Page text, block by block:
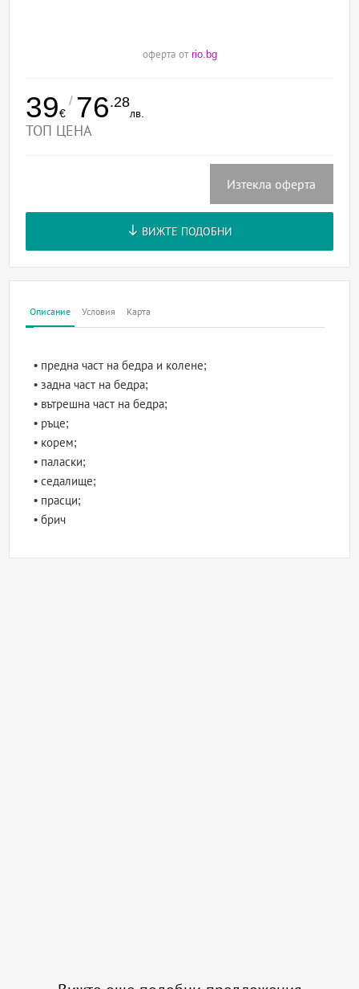
оферта от rio.bg
39€
/ 76.28
лв.
ТОП ЦЕНА
Изтекла оферта
ВИЖТЕ ПОДОБНИ
Описание Условия Карта
• предна част на бедра и колене;
• задна част на бедра;
• вътрешна част на бедра;
• ръце;
• корем;
• паласки;
• седалище;
• прасци;
• брич